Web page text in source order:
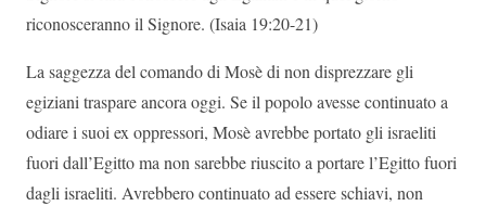
riconosceranno il Signore. (Isaia 19:20-21)
La saggezza del comando di Mosè di non disprezzare gli
egiziani traspare ancora oggi. Se il popolo avesse continuato a
odiare i suoi ex oppressori, Mosè avrebbe portato gli israeliti
fuori dall’Egitto ma non sarebbe riuscito a portare l’Egitto fuori
dagli israeliti. Avrebbero continuato ad essere schiavi, non